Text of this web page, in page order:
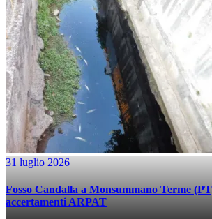
31 luglio 2026
Fosso Candalla a Monsummano Terme
accertamenti ARPAT